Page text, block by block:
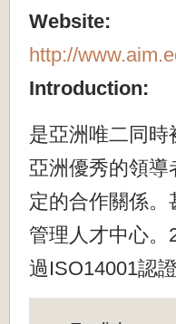
Website:
http://
Introduction:
是亞洲唯二同
亞洲優秀的領導
定的合作關係
管理人才中心。
過ISO14001認